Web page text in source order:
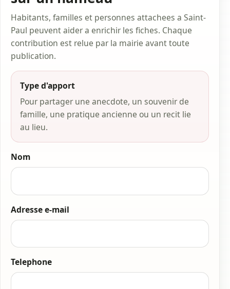
Habitants, familles et personnes attachees a Saint-
Paul peuvent aider a enrichir les fiches. Chaque
contribution est relue par la mairie avant toute
publication.
Type d'apport
Pour partager une anecdote, un souvenir de
famille, une pratique ancienne ou un recit lie
au lieu.
Nom
Adresse e-mail
Telephone